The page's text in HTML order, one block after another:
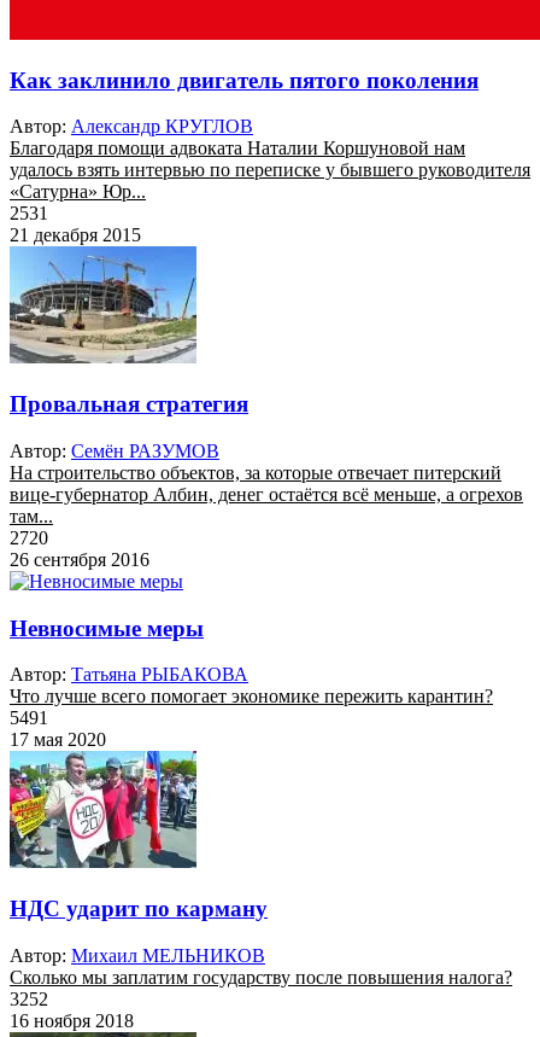
Как заклинило двигатель пятого поколения
Автор: Александр КРУГЛОВ
Благодаря помощи адвоката Наталии Коршуновой нам
удалось взять интервью по переписке у бывшего руководителя
«Сатурна» Юр...
2531
21 декабря 2015
Провальная стратегия
Автор: Семён РАЗУМОВ
На строительство объектов, за которые отвечает питерский
вице-губернатор Албин, денег остаётся всё меньше, а огрехов
там...
2720
26 сентября 2016
Невносимые меры
Автор: Татьяна РЫБАКОВА
Что лучше всего помогает экономике пережить карантин?
5491
17 мая 2020
НДС ударит по карману
Автор: Михаил МЕЛЬНИКОВ
Сколько мы заплатим государству после повышения налога?
3252
16 ноября 2018